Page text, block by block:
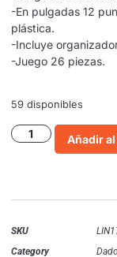
-En pulgadas 12
plástica.
-Incluye
-Juego 26 piezas.
59 disponibles
Añadir
SKU
Category